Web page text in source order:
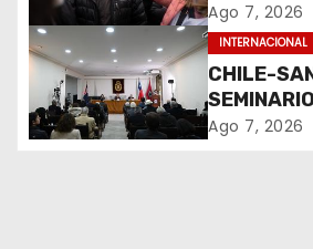
d
e
e
Ago 7, 2026
INTERNACIONAL
CHILE-
SEMINARIO
Ago 7, 2026